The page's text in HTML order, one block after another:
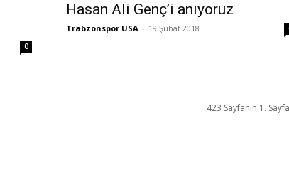
0
Hasan Ali Genç’i anıyoruz
Trabzonspor USA - 19 Şubat 2018
423 Sayfanın 1.